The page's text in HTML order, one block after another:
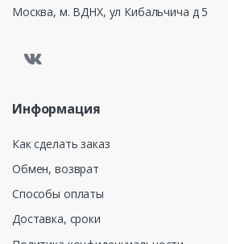
Москва, м. ВДНХ, ул Кибальчича д 5
Информация
Как сделать заказ
Обмен, возврат
Способы оплаты
Доставка, сроки